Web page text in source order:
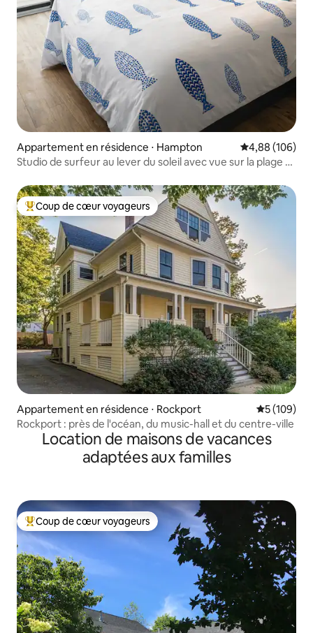
Appartement en résidence ⋅ Hampton Évaluation
4,88 (106)
Studio de surfeur au lever du soleil avec vue sur la plage et
Coups de cœur voyageurs les plus appréciés
Coup de cœur voyageurs
Appartement en résidence ⋅ Rockport Évaluation
5 (109)
Rockport : près de l'océan, du music-hall et du centre-ville
Location de maisons de vacances
adaptées aux familles
Coups de cœur voyageurs les plus appréciés
Coup de cœur voyageurs